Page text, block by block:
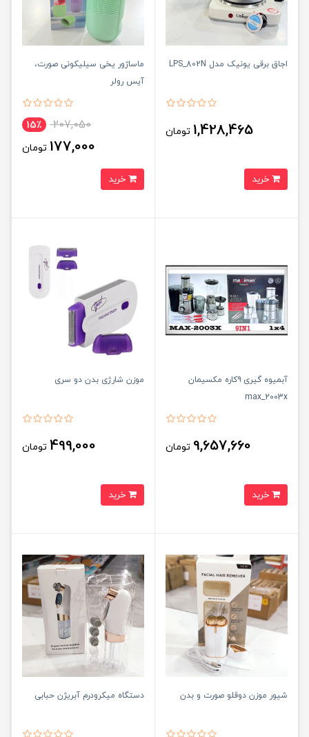
اجاق برقی یونیک مدل LPS_802N
1,428,465 تومان
ماساژور یخی سیلیکونی صورت،
آیس رولر
207,050 15٪
177,000 تومان
آبمیوه گیری ۹کاره مکسیمان
max_2003x
9,657,660 تومان
موزن شارژی بدن دو سری
499,000 تومان
شیور موزن دوقلو صورت و بدن دستگاه میکرودرم آبریژن حبابی